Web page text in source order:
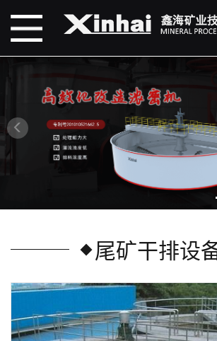
尾矿干排设